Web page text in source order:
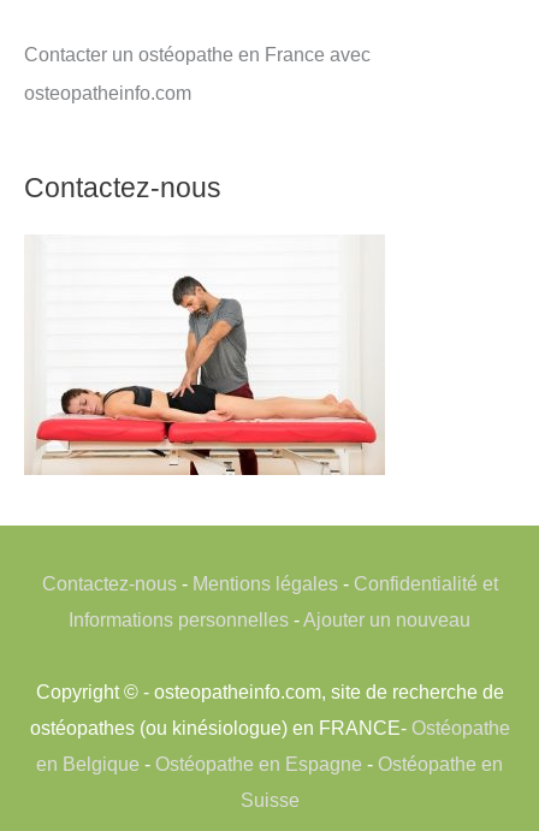
Contacter un ostéopathe en France avec
osteopatheinfo.com
Contactez-nous
Contactez-nous- Mentions légales- Confidentialité et
Informations personnelles -Ajouter un nouveau
Copyright © - osteopatheinfo.com, site de recherche de
ostéopathes (ou kinésiologue) en FRANCE- Ostéopathe
en Belgique - Ostéopathe en Espagne - Ostéopathe en
Suisse